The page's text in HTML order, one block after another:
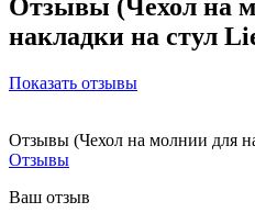
Отзывы (Чехол на
накладки на стул
Показать отзывы
Отзывы (Чехол на молнии для
Отзывы
Ваш отзыв